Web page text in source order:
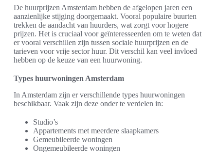
De huurprijzen Amsterdam hebben de afgelopen jaren een
aanzienlijke stijging doorgemaakt. Vooral populaire buurten
trekken de aandacht van huurders, wat zorgt voor hogere
prijzen. Het is cruciaal voor geïnteresseerden om te weten dat
er vooral verschillen zijn tussen sociale huurprijzen en de
tarieven voor vrije sector huur. Dit verschil kan veel invloed
hebben op de keuze van een huurwoning.
Types huurwoningen Amsterdam
In Amsterdam zijn er verschillende types huurwoningen
beschikbaar. Vaak zijn deze onder te verdelen in:
Studio’s
Appartements met meerdere slaapkamers
Gemeubileerde woningen
Ongemeubileerde woningen